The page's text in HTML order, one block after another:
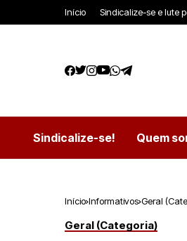
Início Sindicalize-se e lute
Sindicalize-se! Quem
Início Informativos Geral
Geral (Categoria)